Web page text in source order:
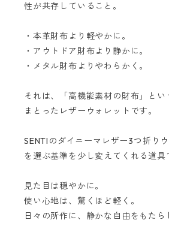
性が共存していること。
・本革財布より軽やかに。
・アウトドア財布より静かに。
・メタル財布よりやわらかく。
それは、「高機能素材の財布」とい
まとったレザーウォレットです。
SENTIのダイニーマレザー3つ折り
を選ぶ基準を少し変えてくれる道具
見た目は穏やかに。
使い心地は、驚くほど軽く。
日々の所作に、静かな自由をもたら